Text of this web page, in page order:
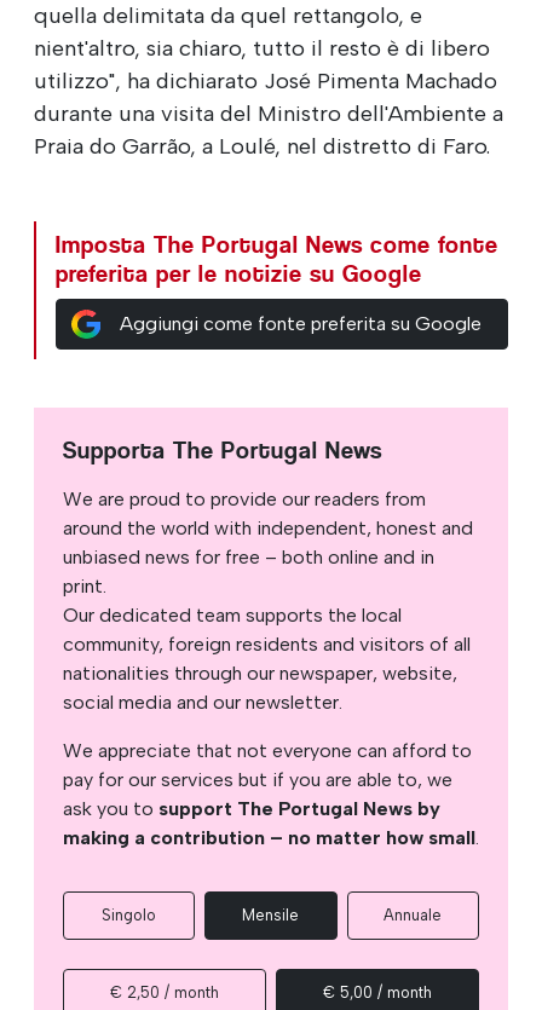
quella delimitata da quel rettangolo, e
nient'altro, sia chiaro, tutto il resto è di libero
utilizzo", ha dichiarato José Pimenta Machado
durante una visita del Ministro dell'Ambiente a
Praia do Garrão, a Loulé, nel distretto di Faro.
Imposta The Portugal News come fonte
preferita per le notizie su Google
Aggiungi come fonte preferita su Google
Supporta The Portugal News
We are proud to provide our readers from
around the world with independent, honest and
unbiased news for free – both online and in
print.
Our dedicated team supports the local
community, foreign residents and visitors of all
nationalities through our newspaper, website,
social media and our newsletter.
We appreciate that not everyone can afford to
pay for our services but if you are able to, we
ask you to support The Portugal News by
making a contribution – no matter how small.
Singolo Mensile Annuale
€ 2,50 / month € 5,00 / month